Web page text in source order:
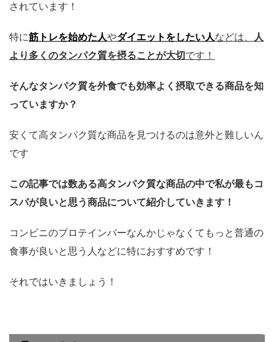
されています！
特に筋トレを始めた人やダイエットをしたい人などは、
人
より多くのタンパク質を摂ることが大切 です！
そんなタンパク質を外食でも効率よく摂取できる商品を知
っていますか？
安くて高タンパク質な商品を見つけるのは意外と難しいん
です
この記事では数ある高タンパク質な商品の中で私が最もコ
スパが良いと思う商品について紹介していきます！
コンビニのプロテインバーなんかじゃなくてもっと普通の
食事が良いと思う人などに特におすすめです！
それではいきましょう！